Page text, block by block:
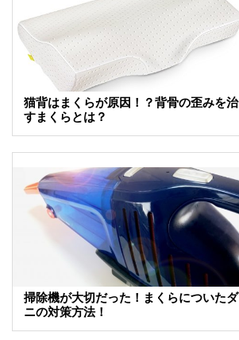
猫背はまくらが原因！？背骨の歪みを治
すまくらとは？
掃除機が大切だった！まくらについたダ
ニの対策方法！